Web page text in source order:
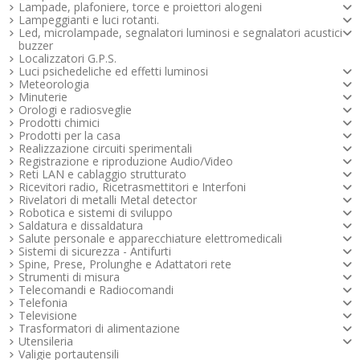
Lampade, plafoniere, torce e proiettori alogeni
Lampeggianti e luci rotanti.
Led, microlampade, segnalatori luminosi e segnalatori acustici -
buzzer
Localizzatori G.P.S.
Luci psichedeliche ed effetti luminosi
Meteorologia
Minuterie
Orologi e radiosveglie
Prodotti chimici
Prodotti per la casa
Realizzazione circuiti sperimentali
Registrazione e riproduzione Audio/Video
Reti LAN e cablaggio strutturato
Ricevitori radio, Ricetrasmettitori e Interfoni
Rivelatori di metalli Metal detector
Robotica e sistemi di sviluppo
Saldatura e dissaldatura
Salute personale e apparecchiature elettromedicali
Sistemi di sicurezza - Antifurti
Spine, Prese, Prolunghe e Adattatori rete
Strumenti di misura
Telecomandi e Radiocomandi
Telefonia
Televisione
Trasformatori di alimentazione
Utensileria
Valigie portautensili